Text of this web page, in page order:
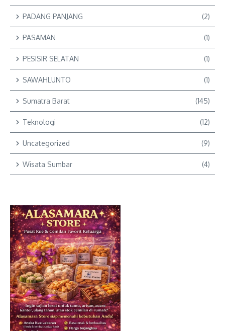
PADANG PANJANG (2)
PASAMAN (1)
PESISIR SELATAN (1)
SAWAHLUNTO (1)
Sumatra Barat (145)
Teknologi (12)
Uncategorized (9)
Wisata Sumbar (4)